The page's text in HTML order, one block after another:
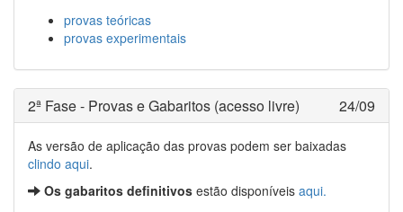
provas teóricas
provas experimentais
2ª Fase - Provas e Gabaritos (acesso livre) 24/09
As versão de aplicação das provas podem ser baixadas
clindo aqui.
Os gabaritos definitivos estão disponíveis aqui.